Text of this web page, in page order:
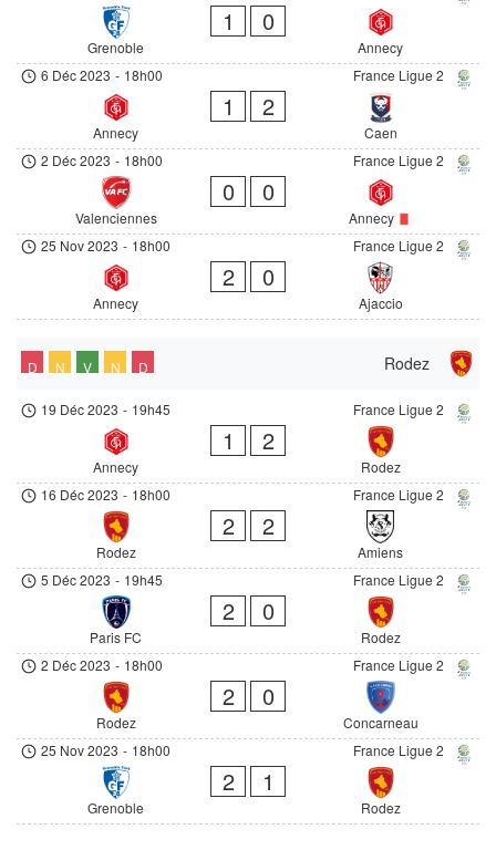
Grenoble
1 0
Annecy
France Ligue 2
6 Déc 2023 - 18h00
Annecy
1 2
Caen
France Ligue 2
2 Déc 2023 - 18h00
Valenciennes
0 0
Annecy
France Ligue 2
25 Nov 2023 - 18h00
Annecy
2 0
Ajaccio
Rodez
D N V N D
France Ligue 2
19 Déc 2023 - 19h45
Annecy
1 2
Rodez
France Ligue 2
16 Déc 2023 - 18h00
Rodez
2 2
Amiens
France Ligue 2
5 Déc 2023 - 19h45
Paris FC
2 0
Rodez
France Ligue 2
2 Déc 2023 - 18h00
Rodez
2 0
Concarneau
France Ligue 2
25 Nov 2023 - 18h00
Grenoble
2 1
Rodez